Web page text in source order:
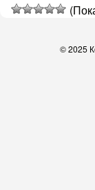
© 2025